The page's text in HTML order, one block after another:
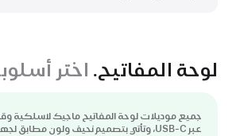
لوحة المفاتيح. اختر
جميع موديلات لوحة المفاتيح ماجيك لاسلكية
عبر USB-C، وتأتي بتصميم نحيف ولون مطابق لجهازك iMac.